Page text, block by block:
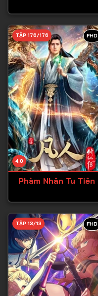
FHD
4.0
TẬP 176/176
Phàm Nhân Tu Tiên
FHD
TẬP 13/13